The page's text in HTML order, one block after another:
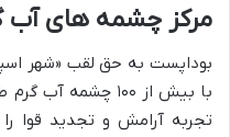
مرکز چشمه های آب
بوداپست به حق لقب «شهر
با بیش از ۱۰۰
تجربه آرامش و تجدید قوا